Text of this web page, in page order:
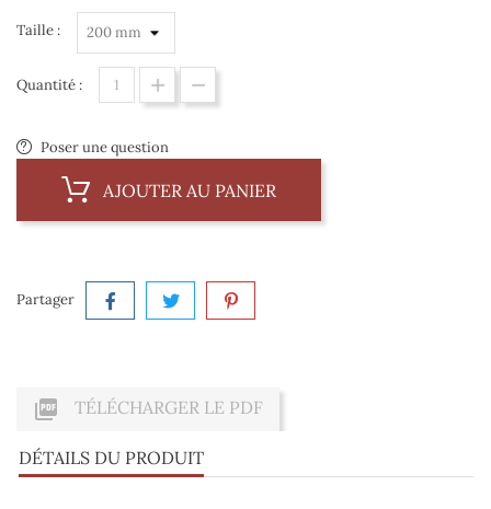
Taille :
Quantité :
Poser une question
AJOUTER AU PANIER
Partager
 TÉLÉCHARGER LE PDF
DÉTAILS DU PRODUIT